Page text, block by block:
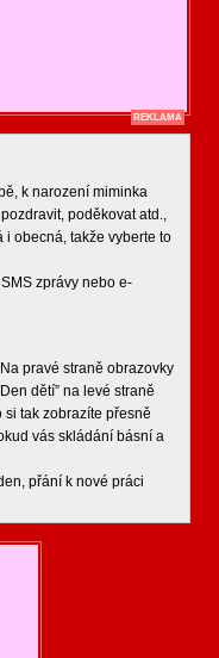
REKLAMA
k narození miminka
poděkovat atd.,
obecná, takže vyberte to
zprávy nebo e-
pravé straně obrazovky
dětí” na levé straně
si tak zobrazíte přesně
vás skládání básní a
přání k nové práci